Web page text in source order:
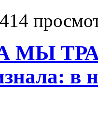
ПОБЕДЫ! Г.А. Зюганов:
поездки Председателя
МЫ
в